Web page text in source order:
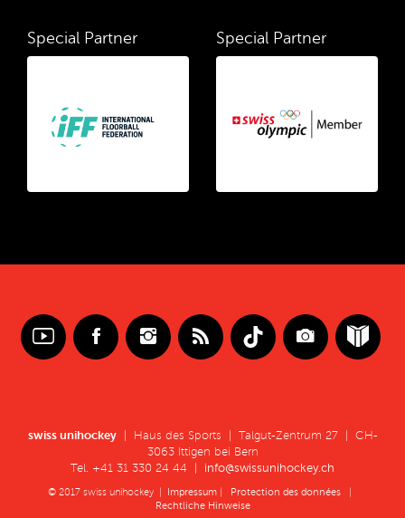
Special Partner Special Partner
swiss unihockey| Haus des Sports | Talgut-Zentrum 27 | CH-
3063 Ittigen bei Bern
Tel. +41 31 330 24 44 | info@swissunihockey.ch
© 2017 swiss unihockey | Impressum | Protection des données |
Rechtliche Hinweise